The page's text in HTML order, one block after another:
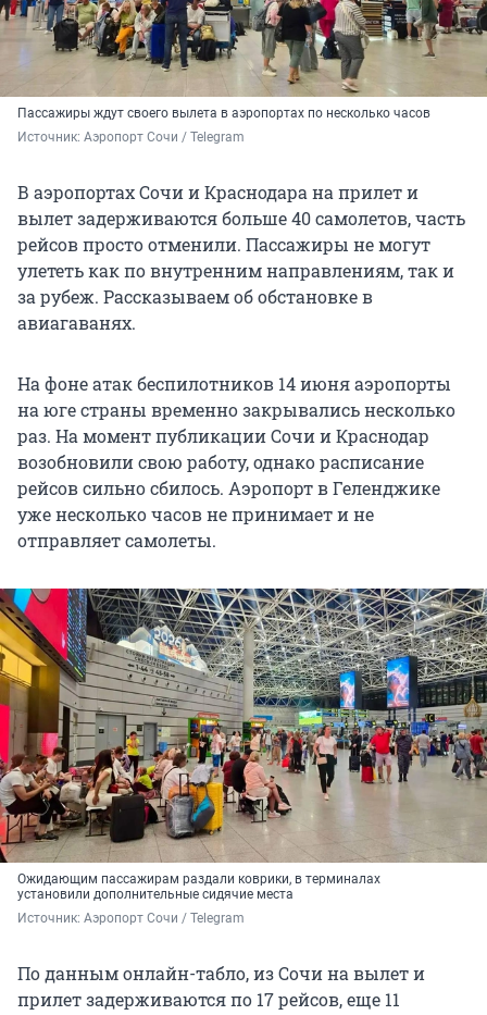
Пассажиры ждут своего вылета в аэропортах по несколько часов
Источник: Аэропорт Сочи / Telegram
В аэропортах Сочи и Краснодара на прилет и
вылет задерживаются больше 40 самолетов, часть
рейсов просто отменили. Пассажиры не могут
улететь как по внутренним направлениям, так и
за рубеж. Рассказываем об обстановке в
авиагаванях.
На фоне атак беспилотников 14 июня аэропорты
на юге страны временно закрывались несколько
раз. На момент публикации Сочи и Краснодар
возобновили свою работу, однако расписание
рейсов сильно сбилось. Аэропорт в Геленджике
уже несколько часов не принимает и не
отправляет самолеты.
Ожидающим пассажирам раздали коврики, в терминалах
установили дополнительные сидячие места
Источник: Аэропорт Сочи / Telegram
По данным онлайн-табло, из Сочи на вылет и
прилет задерживаются по 17 рейсов, еще 11